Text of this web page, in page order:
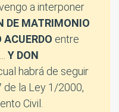
a interponer
DE MATRIMONIO
ACUERDO entre
Y DON
habrá de seguir
de la Ley 1/2000,
Civil.